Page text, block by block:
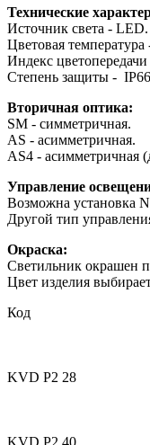
Технические
Источник света - LED.
Цветовая
Индекс
Степень защиты -
Вторичная оптика:
SM - симметричная.
AS - асимметричная.
AS4 - асимметричная
Управление
Возможна установка
Другой тип
Окраска:
Светильник окрашен
Цвет изделия
Код
KVD P2 28
KVD P2 40